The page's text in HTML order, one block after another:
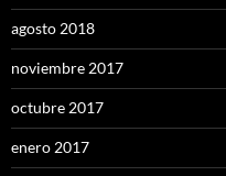
agosto 2018
noviembre 2017
octubre 2017
enero 2017